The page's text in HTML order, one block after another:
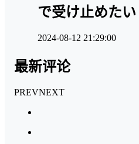
で受け止めたい
2024-08-12 21:29:00
最新评论
PREVNEXT